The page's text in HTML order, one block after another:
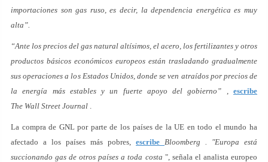
importaciones son gas ruso, es decir, la dependencia energética es muy
alta”.
“Ante los precios del gas natural altísimos, el acero, los fertilizantes y otros
productos básicos económicos europeos están trasladando gradualmente
sus operaciones a los Estados Unidos, donde se ven atraídos por precios de
la energía más estables y un fuerte apoyo del gobierno” ,escribe
The Wall Street Journal
La compra de GNL por parte de los países de la UE en todo el mundo ha
afectado a los países más pobres, escribe Bloomberg . "Europa está
succionando gas de otros países a toda costa ", señala el analista europeo